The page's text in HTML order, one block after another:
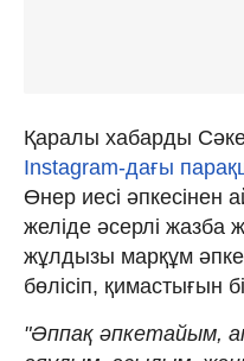
Қаралы хабарды
Instagram-дағы
Өнер иесі
желіде әсерлі жазба
жұлдызы марқұм
бөлісіп, қимастығын
"Әппақ әпкетайым,